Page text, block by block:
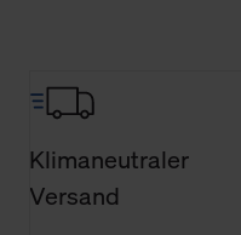
Klimaneutraler
Versand